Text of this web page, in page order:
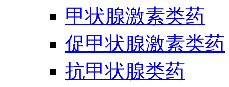
甲状腺激素类药
促甲状腺激素类药
抗甲状腺类药